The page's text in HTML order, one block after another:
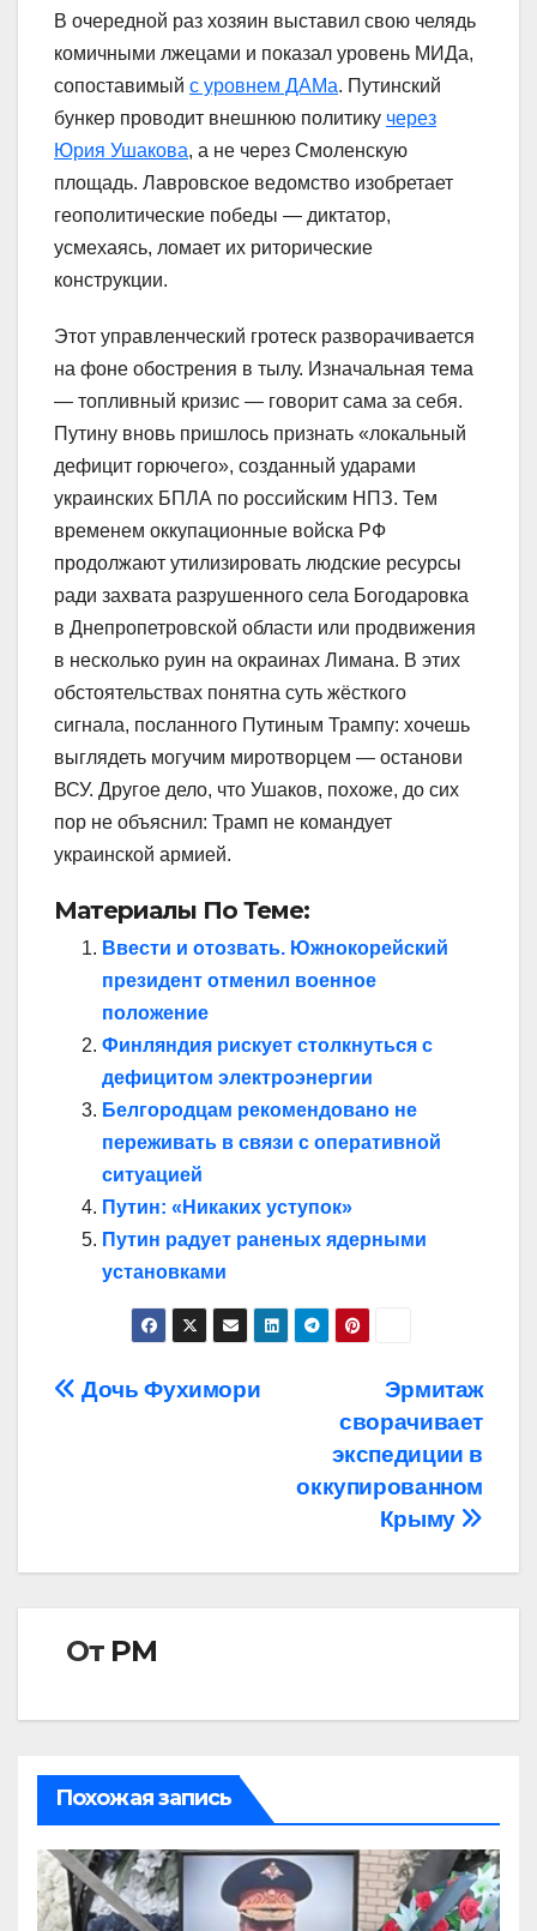
В очередной раз хозяин выставил свою челядь
комичными лжецами и показал уровень МИДа,
сопоставимый с уровнем ДАМа. Путинский
бункер проводит внешнюю политику через
Юрия Ушакова, а не через Смоленскую
площадь. Лавровское ведомство изобретает
геополитические победы — диктатор,
усмехаясь, ломает их риторические
конструкции.
Этот управленческий гротеск разворачивается
на фоне обострения в тылу. Изначальная тема
— топливный кризис — говорит сама за себя.
Путину вновь пришлось признать «локальный
дефицит горючего», созданный ударами
украинских БПЛА по российским НПЗ. Тем
временем оккупационные войска РФ
продолжают утилизировать людские ресурсы
ради захвата разрушенного села Богодаровка
в Днепропетровской области или продвижения
в несколько руин на окраинах Лимана. В этих
обстоятельствах понятна суть жёсткого
сигнала, посланного Путиным Трампу: хочешь
выглядеть могучим миротворцем — останови
ВСУ. Другое дело, что Ушаков, похоже, до сих
пор не объяснил: Трамп не командует
украинской армией.
Материалы По Теме:
Ввести и отозвать. Южнокорейский
президент отменил военное
положение
Финляндия рискует столкнуться с
дефицитом электроэнергии
Белгородцам рекомендовано не
переживать в связи с оперативной
ситуацией
Путин: «Никаких уступок»
Путин радует раненых ядерными
установками
Навигация
Эрмитаж
сворачивает
экспедиции в
оккупированном
Крыму
Дочь Фухимори
От РМ
Похожая запись